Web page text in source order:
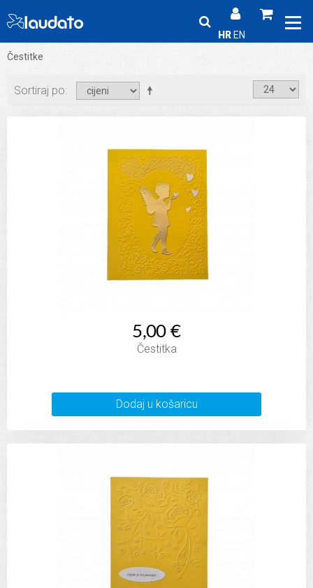
HR EN
Čestitke
Sortiraj po
5,00 €
Čestitka
Dodaj u košaricu